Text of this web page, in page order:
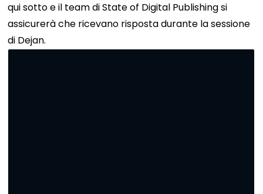
qui sotto e il team di State of Digital Publishing si
assicurerà che ricevano risposta durante la sessione
di Dejan.